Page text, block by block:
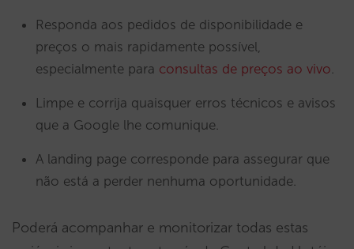
Responda aos pedidos de disponibilidade e
preços o mais rapidamente possível,
especialmente para consultas de preços ao vivo.
Limpe e corrija quaisquer erros técnicos e avisos
que a Google lhe comunique.
A landing page corresponde para assegurar que
não está a perder nenhuma oportunidade.
Poderá acompanhar e monitorizar todas estas